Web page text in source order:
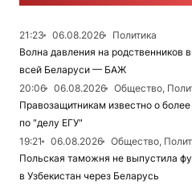
21:23 06.08.2026
Политика
Волна давления на родственников
всей Беларуси — БАЖ
20:06
06.08.2026
Общество,
Правозащитникам известно о
по "делу ЕГУ"
19:21
06.08.2026
Общество,
Польская таможня не выпустила
в Узбекистан через Беларусь